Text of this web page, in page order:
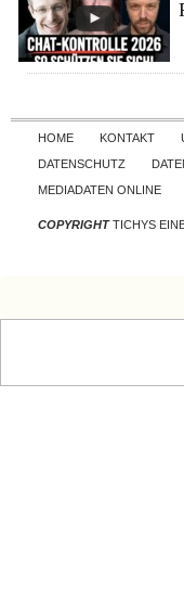
HOME KONTAKT
DATENSCHUTZ
MEDIADATEN ONLINE
COPYRIGHTTICHYS